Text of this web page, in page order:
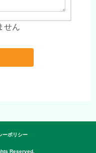
せん
ーポリシー
Reserved.